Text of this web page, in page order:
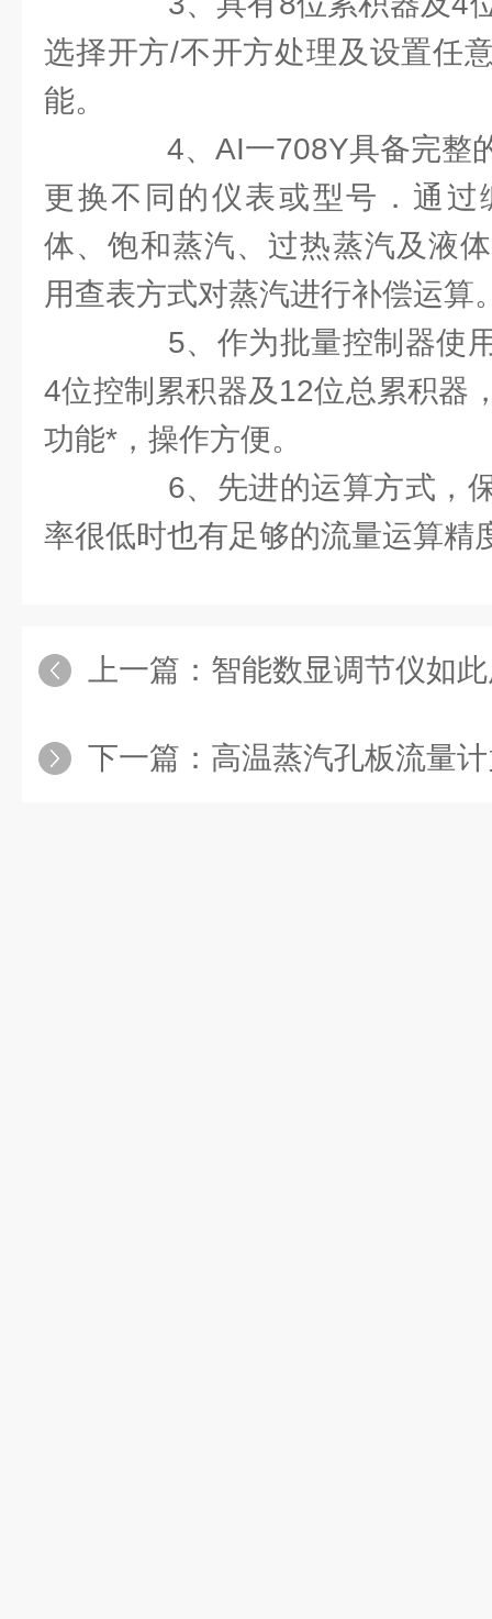
选择开方/不开方处理及设置任
能。
4、AI一708Y具备完整
更换不同的仪表或型号．通
体、饱和蒸汽、过热蒸汽及液
用查表方式对蒸汽进行补偿运算
5、作为批量控制器使用
4位控制累积器及12位总累积器
功能*，操作方便。
6、先进的运算方式，保
率很低时也有足够的流量运算精
上一篇： 智能数显调节仪如此广泛的
下一篇： 高温蒸汽孔板流量计竟